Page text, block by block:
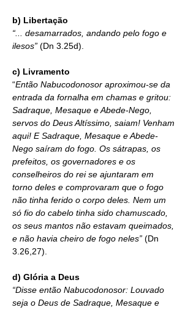
b) Libertação
“... desamarrados, andando pelo fogo e
ilesos” (Dn 3.25d).
c) Livramento
“Então Nabucodonosor aproximou-se da
entrada da fornalha em chamas e gritou:
Sadraque, Mesaque e Abede-Nego,
servos do Deus Altíssimo, saiam! Venham
aqui! E Sadraque, Mesaque e Abede-
Nego saíram do fogo. Os sátrapas, os
prefeitos, os governadores e os
conselheiros do rei se ajuntaram em
torno deles e comprovaram que o fogo
não tinha ferido o corpo deles. Nem um
só fio do cabelo tinha sido chamuscado,
os seus mantos não estavam queimados,
e não havia cheiro de fogo neles” (Dn
3.26,27).
d) Glória a Deus
“Disse então Nabucodonosor: Louvado
seja o Deus de Sadraque, Mesaque e